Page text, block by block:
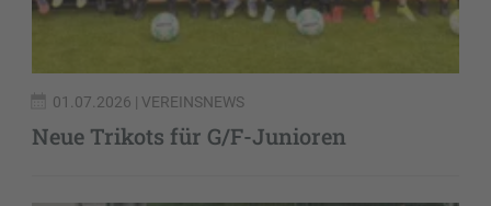
01.07.2026 | VEREINSNEWS
Neue Trikots für G/F-Junioren